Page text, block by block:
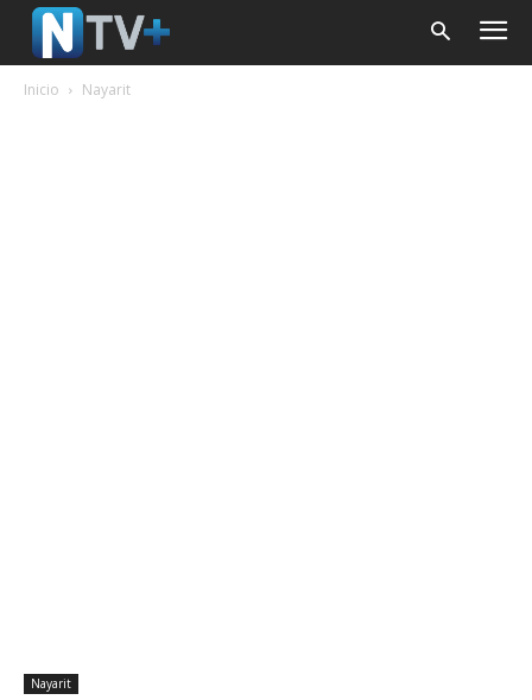
Inicio Nayarit
Nayarit